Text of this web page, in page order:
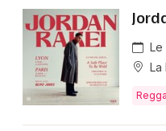
La